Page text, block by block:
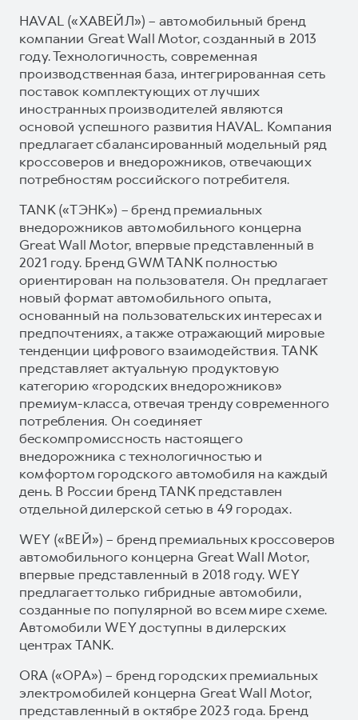
HAVAL («ХАВЕЙЛ») – автомобильный бренд
компании Great Wall Motor, созданный в 2013
году. Технологичность, современная
производственная база, интегрированная сеть
поставок комплектующих от лучших
иностранных производителей являются
основой успешного развития HAVAL. Компания
предлагает сбалансированный модельный ряд
кроссоверов и внедорожников, отвечающих
потребностям российского потребителя.
TANK («ТЭНК») – бренд премиальных
внедорожников автомобильного концерна
Great Wall Motor, впервые представленный в
2021 году. Бренд GWM TANK полностью
ориентирован на пользователя. Он предлагает
новый формат автомобильного опыта,
основанный на пользовательских интересах и
предпочтениях, а также отражающий мировые
тенденции цифрового взаимодействия. TANK
представляет актуальную продуктовую
категорию «городских внедорожников»
премиум-класса, отвечая тренду современного
потребления. Он соединяет
бескомпромиссность настоящего
внедорожника с технологичностью и
комфортом городского автомобиля на каждый
день. В России бренд TANK представлен
отдельной дилерской сетью в 49 городах.
WEY («ВЕЙ») – бренд премиальных кроссоверов
автомобильного концерна Great Wall Motor,
впервые представленный в 2018 году. WEY
предлагает только гибридные автомобили,
созданные по популярной во всем мире схеме.
Автомобили WEY доступны в дилерских
центрах TANK.
ORA («ОРА») – бренд городских премиальных
электромобилей концерна Great Wall Motor,
представленный в октябре 2023 года. Бренд